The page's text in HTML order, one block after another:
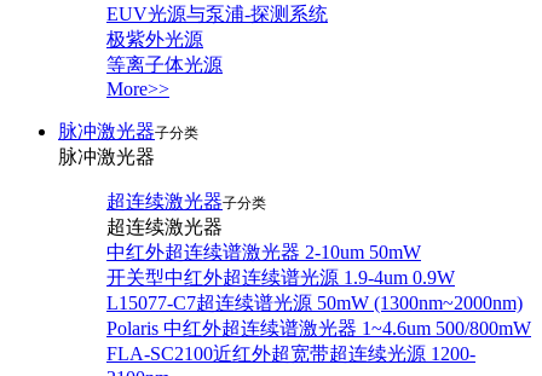
EUV光源与泵浦-探测系统
极紫外光源
等离子体光源
More>>
脉冲激光器子分类
脉冲激光器
超连续激光器子分类
超连续激光器
中红外超连续谱激光器 2-10um 50mW
开关型中红外超连续谱光源 1.9-4um 0.9W
L15077-C7超连续谱光源 50mW (1300nm~2000nm)
Polaris 中红外超连续谱激光器 1~4.6um 500/800mW
FLA-SC2100近红外超宽带超连续光源 1200-